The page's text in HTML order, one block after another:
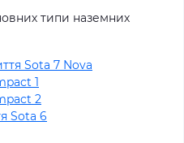
типи наземних
Sota 7 Nova
1
2
Sota 6